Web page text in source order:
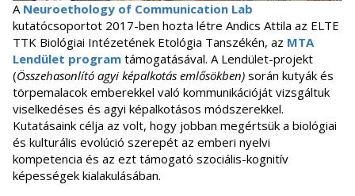
A Neuroethology of Communication Lab
kutatócsoportot 2017-ben hozta létre Andics Attila az ELTE
TTK Biológiai Intézetének Etológia Tanszékén, az MTA
Lendület program támogatásával. A Lendület-projekt
(Összehasonlító agyi képalkotás emlősökben) során kutyák és
törpemalacok emberekkel való kommunikációját vizsgáltuk
viselkedéses és agyi képalkotásos módszerekkel.
Kutatásaink célja az volt, hogy jobban megértsük a biológiai
és kulturális evolúció szerepét az emberi nyelvi
kompetencia és az ezt támogató szociális-kognitív
képességek kialakulásában.